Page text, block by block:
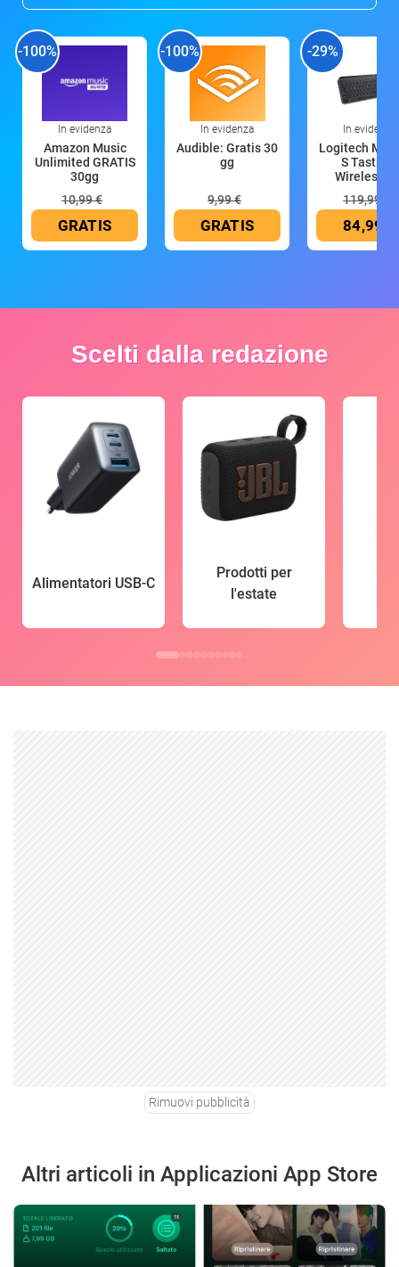
-100%
In evidenza
Amazon Music
Unlimited GRATIS
30gg
10,99 €
GRATIS
-100%
In evidenza
Audible: Gratis 30
gg
9,99 €
GRATIS
-29%
In evidenza
Logitech MX
S Tastiera
Wireless
119,99 €
84,99 €
Scelti dalla redazione
Alimentatori USB-C
Prodotti per
l'estate
Rimuovi pubblicità
Altri articoli in Applicazioni App Store